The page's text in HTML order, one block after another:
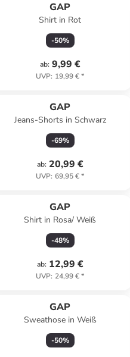
GAP
Shirt in Rot
-50%
ab: 9,99 €
UVP: 19,99 €*
GAP
Jeans-Shorts in Schwarz
-69%
ab: 20,99 €
UVP: 69,95 €*
GAP
Shirt in Rosa/ Weiß
-48%
ab: 12,99 €
UVP: 24,99 €*
GAP
Sweathose in Weiß
-50%